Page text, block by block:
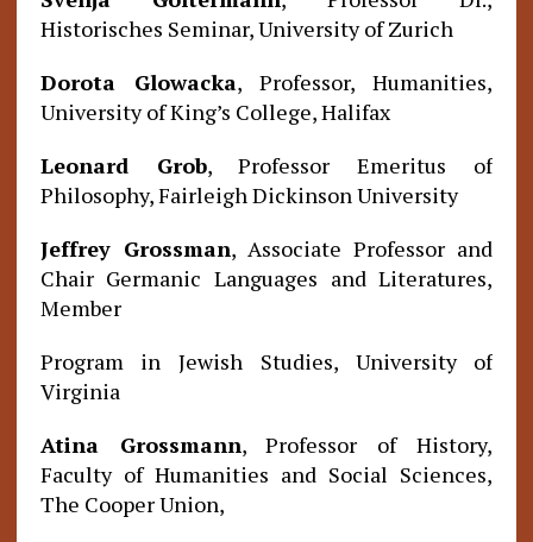
Historisches Seminar, University of Zurich
Dorota Glowacka, Professor, Humanities,
University of King’s College, Halifax
Leonard Grob, Professor Emeritus of
Philosophy, Fairleigh Dickinson University
Jeffrey Grossman, Associate Professor and
Chair Germanic Languages and Literatures,
Member
Program in Jewish Studies, University of
Virginia
Atina Grossmann, Professor of History,
Faculty of Humanities and Social Sciences,
The Cooper Union,